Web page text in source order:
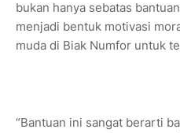
bukan hanya sebatas
menjadi bentuk motivasi
muda di Biak Numfor untuk
“Bantuan ini sangat berarti